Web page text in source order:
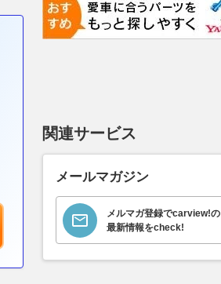
関連サービス
メールマガジン
メルマガ登録でcarview!の
最新情報をcheck!